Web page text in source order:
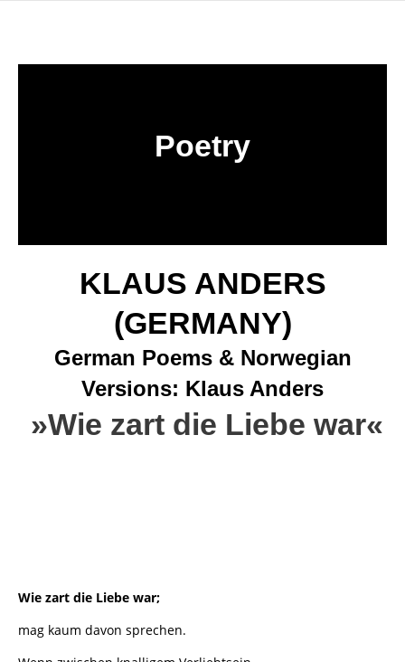
Poetry
KLAUS ANDERS
(GERMANY)
German Poems & Norwegian
Versions: Klaus Anders
»Wie zart die Liebe war«
Wie zart die Liebe war;
mag kaum davon sprechen.